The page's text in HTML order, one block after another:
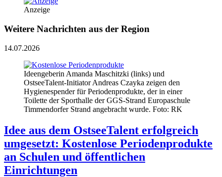
Anzeige
Weitere Nachrichten aus der Region
14.07.2026
Ideengeberin Amanda Maschitzki (links) und
OstseeTalent-Initiator Andreas Czayka zeigen den
Hygienespender für Periodenprodukte, der in einer
Toilette der Sporthalle der GGS-Strand Europaschule
Timmendorfer Strand angebracht wurde. Foto: RK
Idee aus dem OstseeTalent erfolgreich
umgesetzt: Kostenlose Periodenprodukte
an Schulen und öffentlichen
Einrichtungen